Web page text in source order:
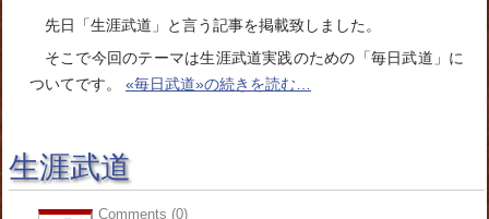
先日「生涯武道」と言う記事を掲載致しました。
そこで今回のテーマは生涯武道実践のための「毎日武道」に
ついてです。 «毎日武道»の続きを読む…
生涯武道
Comments (0)